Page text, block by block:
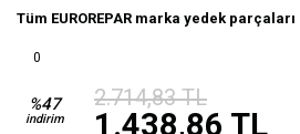
Tüm EUROREPAR marka yedek parçaları
0
%47
indirim
2.714,83 TL
1.438,86 TL